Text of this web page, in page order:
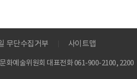
무단수집거부 사이트맵
화예술위원회 대표전화 061-900-2100, 2200